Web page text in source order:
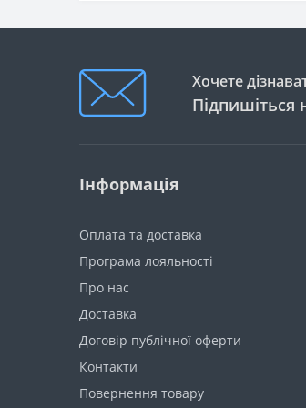
Хочете
Підпишіться
Інформація
Оплата та доставка
Програма лояльності
Про нас
Доставка
Договір публічної оферти
Контакти
Повернення товару